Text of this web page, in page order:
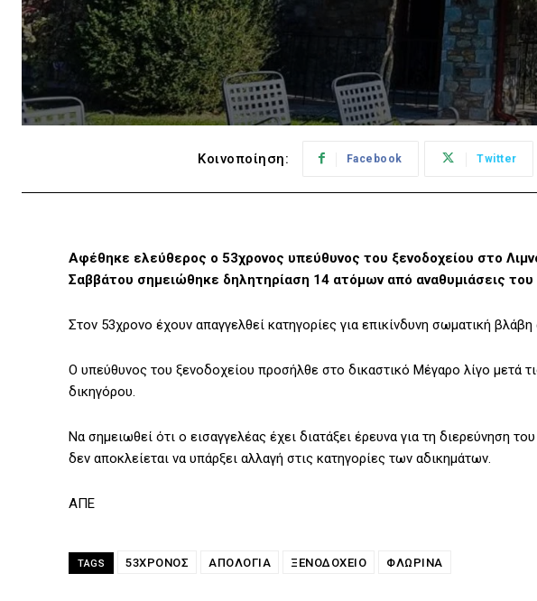
Κοινοποίηση: Facebook Twitter
Αφέθηκε ελεύθερος ο 53χρονος υπεύθυνος του ξενοδοχείου στο
Σαββάτου σημειώθηκε δηλητηρίαση 14 ατόμων από αναθυμιάσεις
Στον 53χρονο έχουν απαγγελθεί κατηγορίες για επικίνδυνη σωματική βλάβη
Ο υπεύθυνος του ξενοδοχείου προσήλθε στο δικαστικό Μέγαρο λίγο μετά
δικηγόρου.
Να σημειωθεί ότι ο εισαγγελέας έχει διατάξει έρευνα για τη διερεύνηση
δεν αποκλείεται να υπάρξει αλλαγή στις κατηγορίες των αδικημάτων.
ΑΠΕ
TAGS 53ΧΡΟΝΟΣ ΑΠΟΛΟΓΊΑ ΞΕΝΟΔΟΧΕΙΟ ΦΛΏΡΙΝΑ